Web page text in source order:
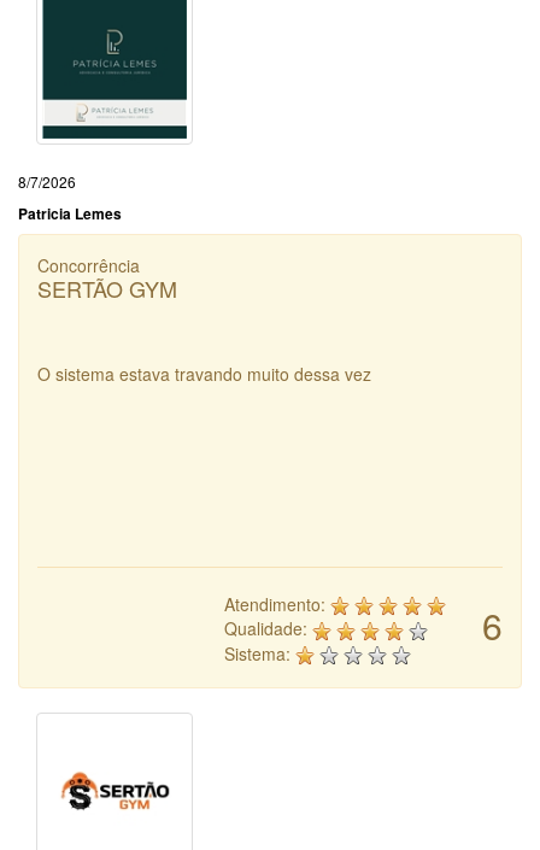
8/7/2026
Patricia Lemes
Concorrência
SERTÃO GYM
O sistema estava travando muito dessa vez
6
Atendimento:
Qualidade:
Sistema: